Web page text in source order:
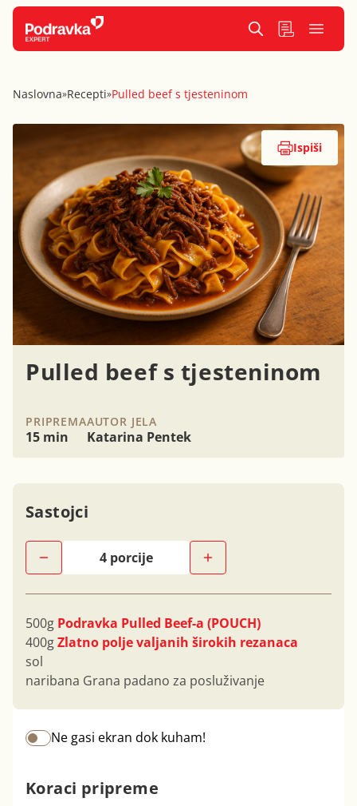
Naslovna»Recepti»Pulled beef s tjesteninom
Pulled beef s tjesteninom
PRIPREMA
15 min
AUTOR JELA
Katarina Pentek
Ispiši
Sastojci
500g Podravka Pulled Beef-a (POUCH)
400gZlatno polje valjanih širokih rezanaca
sol
naribana Grana padano za posluživanje
Ne gasi ekran dok kuham!
Koraci pripreme